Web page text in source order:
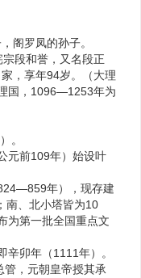
阁罗凤的孙子。
段和誉，又名段正
，享年94岁。（大理
国，1096—1253年为
。
元前109年）始设叶
年），现存建
南、北小塔皆为10
为第一批全国重点文
卯年（1111年）。
，元朝皇帝授其承